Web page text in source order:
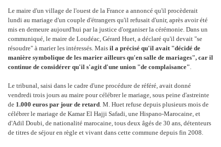
Le maire d'un village de l'ouest de la France a annoncé qu'il procèderait
lundi au mariage d'un couple d'étrangers qu'il refusait d'unir, après avoir été
mis en demeure aujourd'hui par la justice d'organiser la cérémonie. Dans un
communiqué, le maire de Loudéac, Gérard Huet, a déclaré qu'il devait "se
résoudre" à marier les intéressés. Mais il a précisé qu'il avait "décidé de
manière symbolique de les marier ailleurs qu'en salle de mariages", car il
continue de considérer qu'il s'agit d'une union "de complaisance".
Le tribunal, saisi dans le cadre d'une procédure de référé, avait donné
vendredi trois jours au maire pour célébrer le mariage, sous peine d'astreinte
de 1.000 euros par jour de retard. M. Huet refuse depuis plusieurs mois de
célébrer le mariage de Kamar El Hajji Safadi, une Hispano-Marocaine, et
d'Adil Doubi, de nationalité marocaine, tous deux âgés de 30 ans, détenteurs
de titres de séjour en règle et vivant dans cette commune depuis fin 2008.